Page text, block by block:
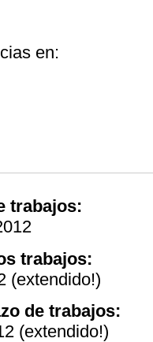
en:
trabajos:
trabajos:
(extendido!)
de trabajos:
(extendido!)